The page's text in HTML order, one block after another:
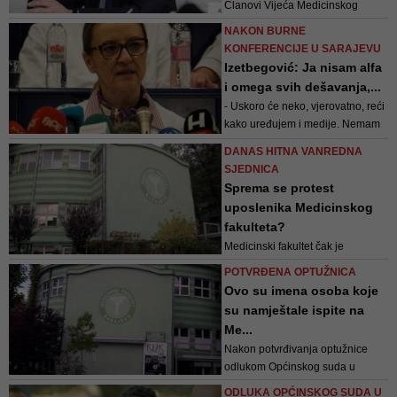
Članovi Vijeća Medicinskog
ulici, jer su željeli očuvati
minimalno dostojanstvo
Univerziteta
NAKON BURNE
KONFERENCIJE U SARAJEVU
Izetbegović: Ja nisam alfa
i omega svih dešavanja,...
- Uskoro će neko, vjerovatno, reći
kako uređujem i medije. Nemam
DANAS HITNA VANREDNA
SJEDNICA
Sprema se protest
uposlenika Medicinskog
fakulteta?
Medicinski fakultet čak je
najavljivao otcjepljenje od
univerziteta“
POTVRĐENA OPTUŽNICA
Ovo su imena osoba koje
su namještale ispite na
Me...
Nakon potvrđivanja optužnice
odlukom Općinskog suda u
Sarajevu optuženi Irfan Šuško
ODLUKA OPĆINSKOG SUDA U